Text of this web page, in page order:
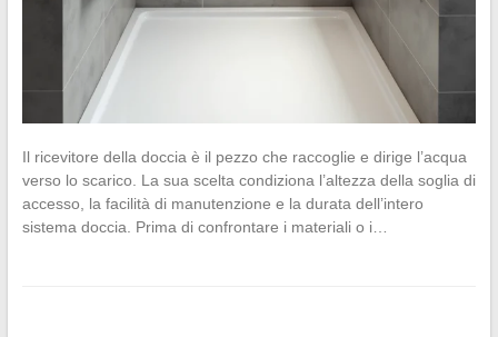
Il ricevitore della doccia è il pezzo che raccoglie e dirige l’acqua
verso lo scarico. La sua scelta condiziona l’altezza della soglia di
accesso, la facilità di manutenzione e la durata dell’intero
sistema doccia. Prima di confrontare i materiali o i…